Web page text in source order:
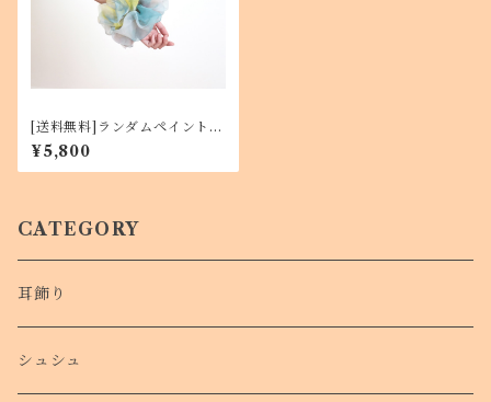
[送料無料]ランダムペイントシ
ュシュ セット <Asahi art st
yleオリジナルテキスタイル>
ビッグシュシュ
¥5,800
CATEGORY
耳飾り
シュシュ